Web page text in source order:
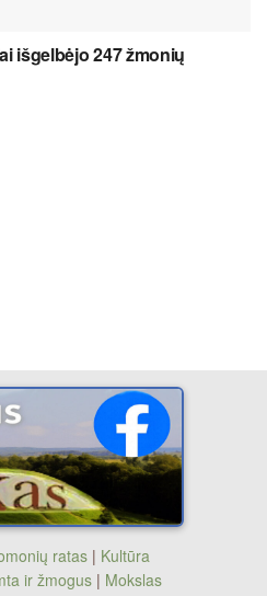
išgelbėjo 247 žmonių
ratas| Kultūra
ir žmogus | Mokslas